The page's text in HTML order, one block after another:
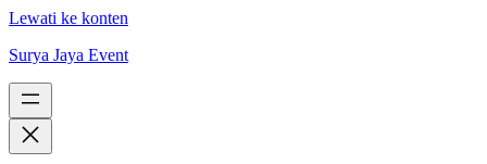
Lewati ke konten
Surya Jaya Event